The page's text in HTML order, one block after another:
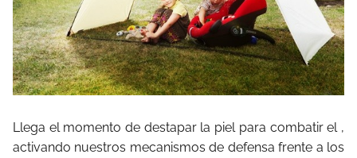
Llega el momento de destapar la piel para combatir el ,
activando nuestros mecanismos de defensa frente a los